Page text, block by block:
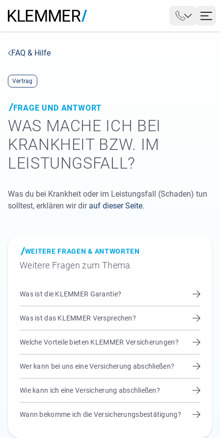
FAQ & Hilfe
Vertrag
FRAGE UND ANTWORT
WAS MACHE ICH BEI
KRANKHEIT BZW. IM
LEISTUNGSFALL?
Was du bei Krankheit oder im Leistungsfall (Schaden) tun
solltest, erklären wir dir auf dieser Seite.
WEITERE FRAGEN & ANTWORTEN
Weitere Fragen zum Thema
Was ist die KLEMMER Garantie?
Was ist das KLEMMER Versprechen?
Welche Vorteile bieten KLEMMER Versicherungen?
Wer kann bei uns eine Versicherung abschließen?
Wie kann ich eine Versicherung abschließen?
Wann bekomme ich die Versicherungsbestätigung?